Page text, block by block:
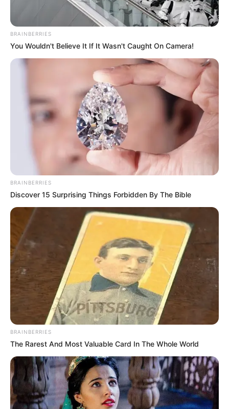
BRAINBERRIES
You Wouldn't Believe It If It Wasn't Caught On Camera!
BRAINBERRIES
Discover 15 Surprising Things Forbidden By The Bible
BRAINBERRIES
The Rarest And Most Valuable Card In The Whole World